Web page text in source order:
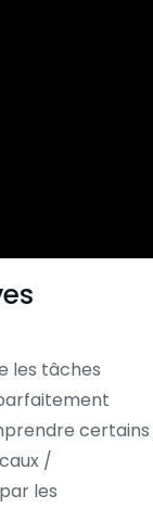
les tâches
certains
/
les